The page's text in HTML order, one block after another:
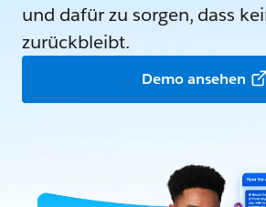
und dafür zu sorgen, dass
zurückbleibt.
Demo ansehen